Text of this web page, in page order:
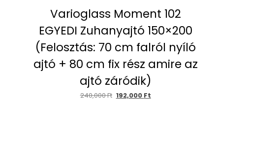
Varioglass Moment 102
EGYEDI Zuhanyajtó 150×200
(Felosztás: 70 cm falról nyíló
ajtó + 80 cm fix rész amire az
ajtó záródik)
240,000Ft 192,000 Ft